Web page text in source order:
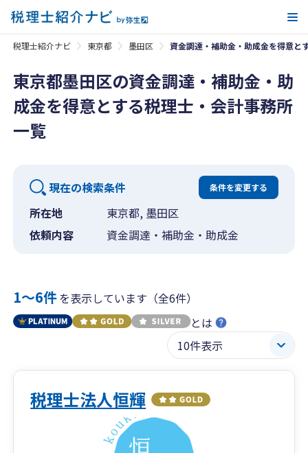
税理士紹介ナビ 東京都 墨田区 資金調達・補助金・助成金を得意と
東京都墨田区の資金調達・補助金・助
成金を得意とする税理士・会計事務所
一覧
現在の検索条件 条件を変更する
所在地
東京都, 墨田区
依頼内容
資金調達・補助金・助成金
1〜6件を表示しています（全6件）
とは
税理士法人恒輝